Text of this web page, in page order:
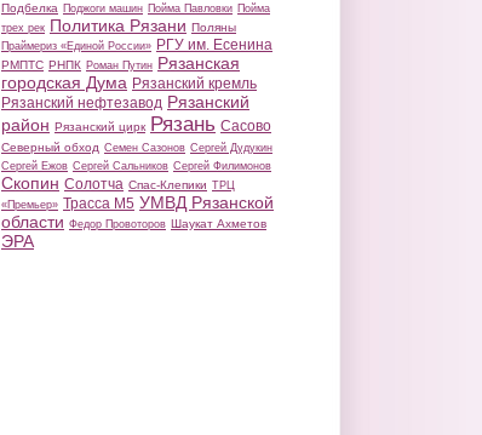
Подбелка Поджоги машин Пойма Павловки Пойма
трех рек Политика Рязани Поляны
Праймериз «Единой России» РГУ им. Есенина
РМПТС РНПК Роман Путин Рязанская
городская Дума Рязанский кремль
Рязанский нефтезавод Рязанский
район Рязанский цирк Рязань Сасово
Северный обход Семен Сазонов Сергей Дудукин
Сергей Ежов Сергей Сальников Сергей Филимонов
Скопин Солотча Спас-Клепики ТРЦ
«Премьер» Трасса М5 УМВД Рязанской
области Федор Провоторов Шаукат Ахметов
ЭРА